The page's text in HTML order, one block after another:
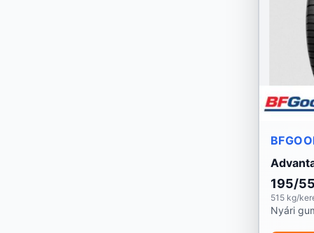
195/
515 kg/
Nyári